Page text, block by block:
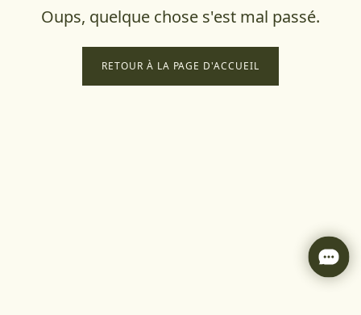
Oups, quelque chose s'est mal passé.
RETOUR À LA PAGE D'ACCUEIL